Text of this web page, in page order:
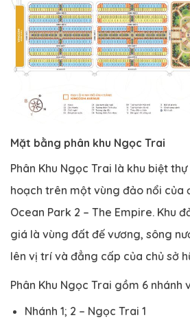
Mặt bằng phân khu Ngọc Trai
Phân Khu Ngọc Trai là khu biệt
hoạch trên một vùng đảo nổi của
Ocean Park 2 – The Empire. Khu
giá là vùng đất đế vương, sông
lên vị trí và đẳng cấp của chủ sở
Phân Khu Ngọc Trai gồm 6 nhánh
Nhánh 1; 2 – Ngọc Trai 1